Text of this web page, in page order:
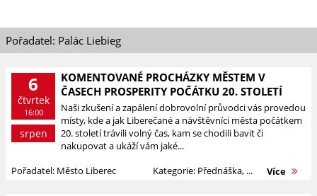
Pořadatel: Palác Liebieg
6
čtvrtek
16:00
srpen
KOMENTOVANÉ PROCHÁZKY MĚSTEM V
ČASECH PROSPERITY POČÁTKU 20. STOLETÍ
Naši zkušení a zapálení dobrovolní průvodci vás provedou
místy, kde a jak Liberečané a návštěvníci města počátkem
20. století trávili volný čas, kam se chodili bavit či
nakupovat a ukáží vám jaké...
Pořadatel: Město Liberec
Kategorie: Přednáška, ... Více